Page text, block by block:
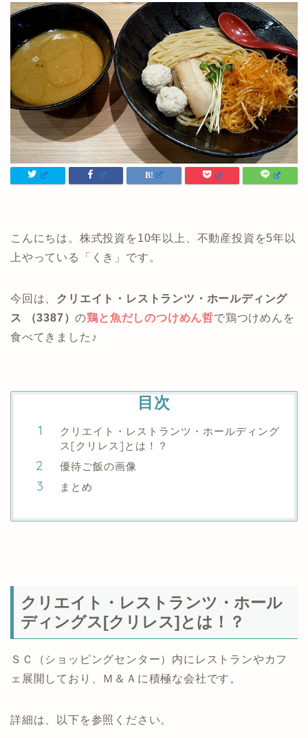
こんにちは。株式投資を10年以上、不動産投資を5年以
上やっている「くき」です。
今回は、 クリエイト・レストランツ・ホールディング
ス （3387）の鶏と魚だしのつけめん哲で鶏つけめんを
食べてきました♪
目次
クリエイト・レストランツ・ホールディング
ス[クリレス]とは！？
優待ご飯の画像
まとめ
クリエイト・レストランツ・ホール
ディングス[クリレス]とは！？
ＳＣ（ショッピングセンター）内にレストランやカフ
ェ展開しており、Ｍ＆Ａに積極な会社です。
詳細は、以下を参照ください。